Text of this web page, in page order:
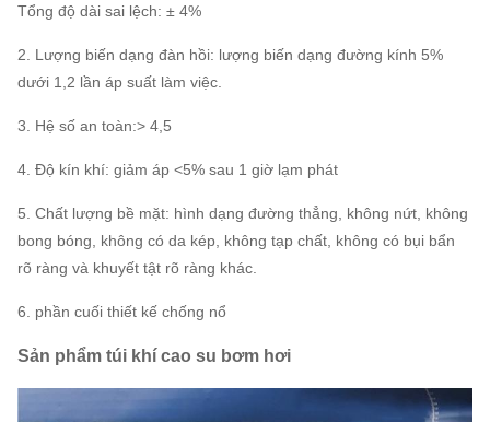
Tổng độ dài sai lệch: ± 4%
2. Lượng biến dạng đàn hồi: lượng biến dạng đường kính 5%
dưới 1,2 lần áp suất làm việc.
3. Hệ số an toàn:> 4,5
4. Độ kín khí: giảm áp <5% sau 1 giờ lạm phát
5. Chất lượng bề mặt: hình dạng đường thẳng, không nứt, không
bong bóng, không có da kép, không tạp chất, không có bụi bẩn
rõ ràng và khuyết tật rõ ràng khác.
6. phần cuối thiết kế chống nổ
Sản phẩm túi khí cao su bơm hơi